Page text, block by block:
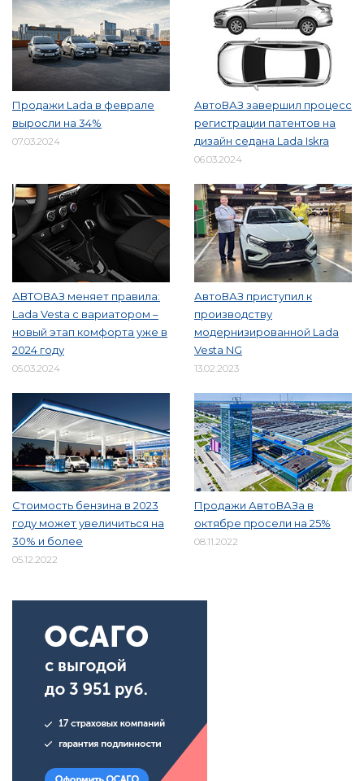
Продажи Lada в феврале
выросли на 34%
07.03.2024
АвтоВАЗ завершил процесс
регистрации патентов на
дизайн седана Lada Iskra
06.03.2024
АВТОВАЗ меняет правила:
Lada Vesta с вариатором –
новый этап комфорта уже в
2024 году
05.03.2024
АвтоВАЗ приступил к
производству
модернизированной Lada
Vesta NG
13.02.2023
Стоимость бензина в 2023
году может увеличиться на
30% и более
05.12.2022
Продажи АвтоВАЗа в
октябре просели на 25%
08.11.2022